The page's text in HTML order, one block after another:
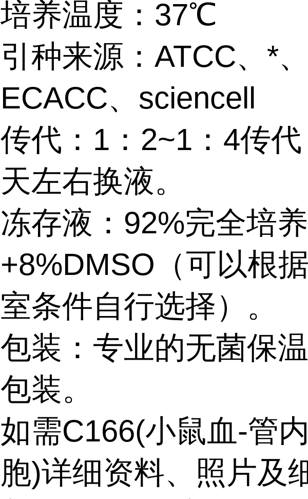
培养温度：37℃
引种来源：ATCC、*
ECACC、sciencell
传代：1：2~1：4传
天左右换液。
冻存液：92%完全培
+8%DMSO（可以根
室条件自行选择）。
包装：专业的无菌保
包装。
如需C166(小鼠血-管
胞)详细资料、照片及